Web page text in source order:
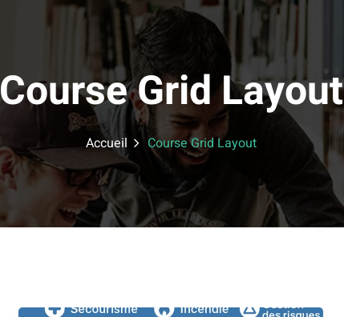
Course Grid Layout
Accueil Course Grid Layout